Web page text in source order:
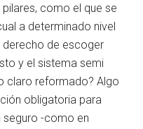
como el que se
a determinado nivel
derecho de escoger
y el sistema semi
claro reformado? Algo
obligatoria para
seguro -como en